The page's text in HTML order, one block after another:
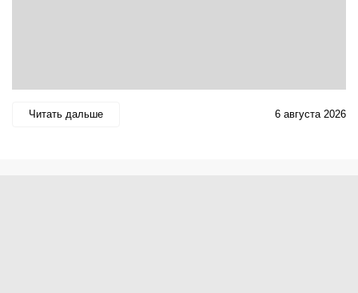
Читать дальше 6 августа 2026